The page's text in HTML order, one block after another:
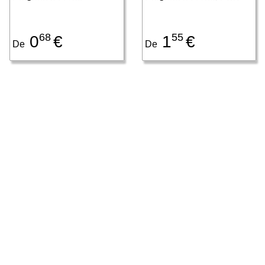
De 068 € De155 €